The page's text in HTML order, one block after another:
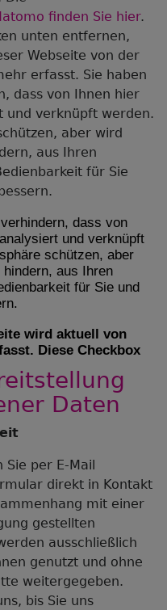
finden Sie hier.
unten entfernen,
Webseite von der
erfasst. Sie haben
dass von Ihnen hier
und verknüpft werden.
aber wird
aus Ihren
für Sie
Daten
per E-Mail
direkt in Kontakt
mit einer
gestellten
ausschließlich
genutzt und ohne
weitergegeben.
bis Sie uns